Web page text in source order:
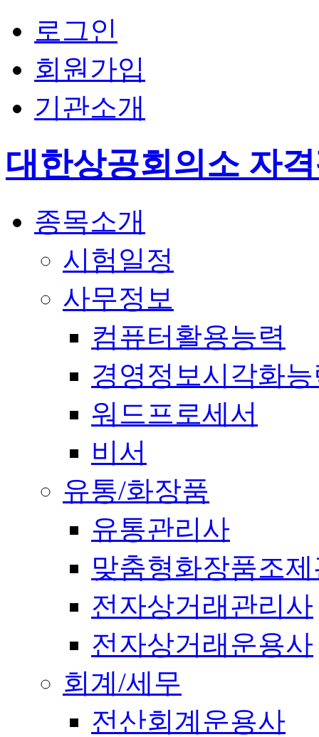
로그인
회원가입
기관소개
대한상공회의소 자
종목소개
시험일정
사무정보
컴퓨터활용능력
경영정보시각화
워드프로세서
비서
유통/화장품
유통관리사
맞춤형화장품조
전자상거래관리사
전자상거래운용사
회계/세무
전산회계운용사